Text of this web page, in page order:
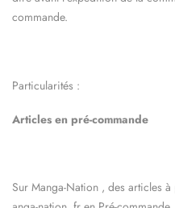
commande.
Particularités :
Articles en pré-commande
Sur Manga-Nation , des articles